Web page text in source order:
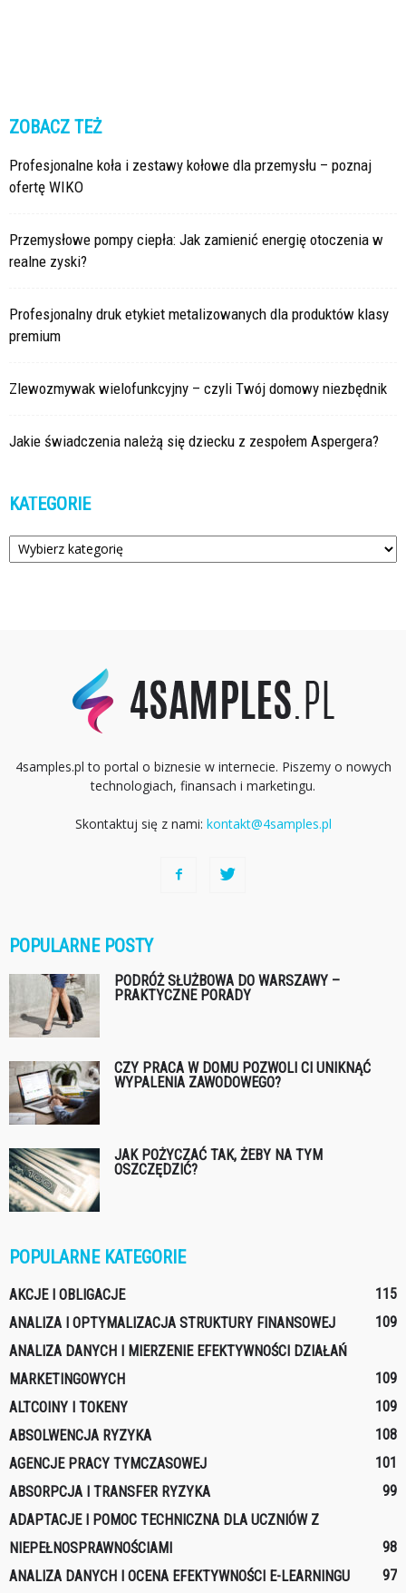
ZOBACZ TEŻ
Profesjonalne koła i zestawy kołowe dla przemysłu – poznaj
ofertę WIKO
Przemysłowe pompy ciepła: Jak zamienić energię otoczenia w
realne zyski?
Profesjonalny druk etykiet metalizowanych dla produktów klasy
premium
Zlewozmywak wielofunkcyjny – czyli Twój domowy niezbędnik
Jakie świadczenia należą się dziecku z zespołem Aspergera?
KATEGORIE
Kategorie
4samples.pl to portal o biznesie w internecie. Piszemy o nowych
technologiach, finansach i marketingu.
Skontaktuj się z nami: kontakt@4samples.pl
POPULARNE POSTY
PODRÓŻ SŁUŻBOWA DO WARSZAWY –
PRAKTYCZNE PORADY
CZY PRACA W DOMU POZWOLI CI UNIKNĄĆ
WYPALENIA ZAWODOWEGO?
JAK POŻYCZAĆ TAK, ŻEBY NA TYM
OSZCZĘDZIĆ?
POPULARNE KATEGORIE
AKCJE I OBLIGACJE
115
ANALIZA I OPTYMALIZACJA STRUKTURY FINANSOWEJ
109
ANALIZA DANYCH I MIERZENIE EFEKTYWNOŚCI DZIAŁAŃ
MARKETINGOWYCH
109
ALTCOINY I TOKENY
109
ABSOLWENCJA RYZYKA
108
AGENCJE PRACY TYMCZASOWEJ
101
ABSORPCJA I TRANSFER RYZYKA
99
ADAPTACJE I POMOC TECHNICZNA DLA UCZNIÓW Z
NIEPEŁNOSPRAWNOŚCIAMI
98
ANALIZA DANYCH I OCENA EFEKTYWNOŚCI E-LEARNINGU
97